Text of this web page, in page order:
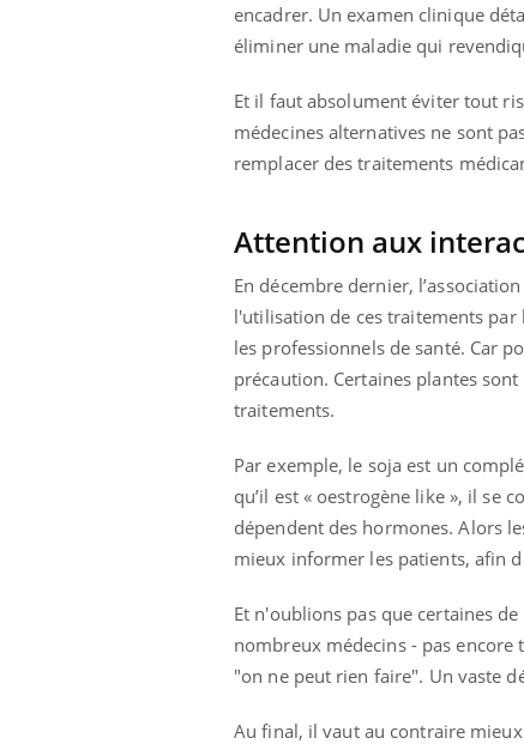
encadrer. Un examen clinique
éliminer une maladie qui
Et il faut absolument éviter tout
médecines alternatives ne sont
remplacer des traitements
Attention aux
En décembre dernier,
l'utilisation de ces traitements par
les professionnels de santé. Car
précaution. Certaines plantes
traitements.
Par exemple, le soja est un
qu’il est « oestrogène like », il se
dépendent des hormones. Alors
mieux informer les patients, afin
Et n'oublions pas que certaines
nombreux médecins - pas
"on ne peut rien faire". Un vaste
Au final, il vaut au contraire